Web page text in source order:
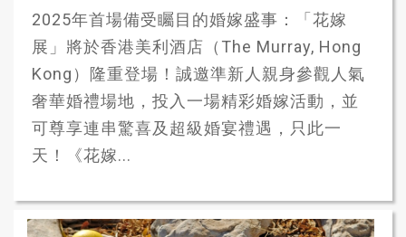
2025年首場備受矚目的婚嫁盛事：「花嫁
展」將於香港美利酒店（The Murray, Hong
Kong）隆重登場！誠邀準新人親身參觀人氣
奢華婚禮場地，投入一場精彩婚嫁活動，並
可尊享連串驚喜及超級婚宴禮遇，只此一
天！《花嫁...